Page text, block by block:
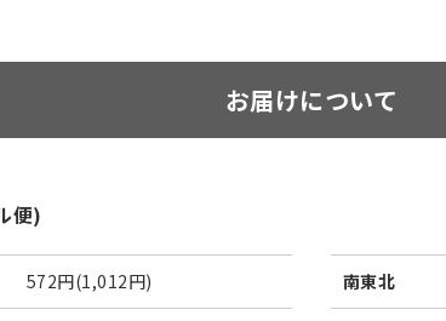
お届けについて
便)
572円(1,012円) 南東北